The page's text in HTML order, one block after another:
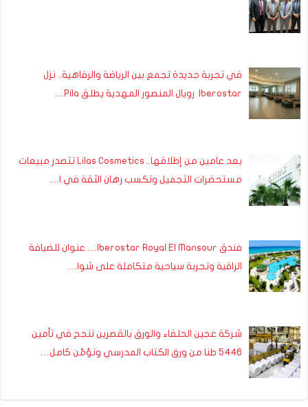
في تجربة جديدة تجمع بين الرياضة والرفاهية.. نزل
Iberostar رويال المنصور المهدية يطلق Pila…
بعد عامين من إطلاقها.. Lilas Cosmetics تتصدر مبيعات
مستحضرات التجميل وتكسب رهان الثقة في ا…
فندق Iberostar Royal El Mansour… عنوان للضيافة
الراقية وتجربة سياحية متكاملة على شوا…
شركة عجين الحلفاء والورق بالقصرين تنجح في تأمين
5446 طنا من ورق الكتاب المدرسي وتؤمّن كامل…